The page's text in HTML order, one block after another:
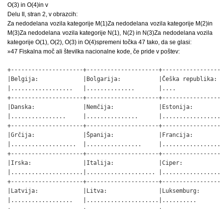
O(3) in O(4)in v
Delu II, stran 2, v obrazcih:
Za nedodelana vozila kategorije M(1)Za nedodelana vozila kategorije M(2)in
M(3)Za nedodelana vozila kategorije N(1), N(2) in N(3)Za nedodelana vozila
kategorije O(1), O(2), O(3) in O(4)spremeni točka 47 tako, da se glasi:
»47 Fiskalna moč ali številka nacionalne kode, če pride v poštev:
+---------------------+---------------------
|Belgija:             |Bolgarija:           |Češka
|..................   |..............       |....
+---------------------+---------------------
|Danska:              |Nemčija:             |Estonija:
|................     |...............
+---------------------+---------------------
|Grčija:              |Španija:             |Francija:
|...................  |................
+---------------------+---------------------
|Irska:               |Italija:             |Ciper:
|.....................|....................
+---------------------+---------------------
|Latvija:             |Litva:               |Luksemburg:
|..................   |.....................|..........